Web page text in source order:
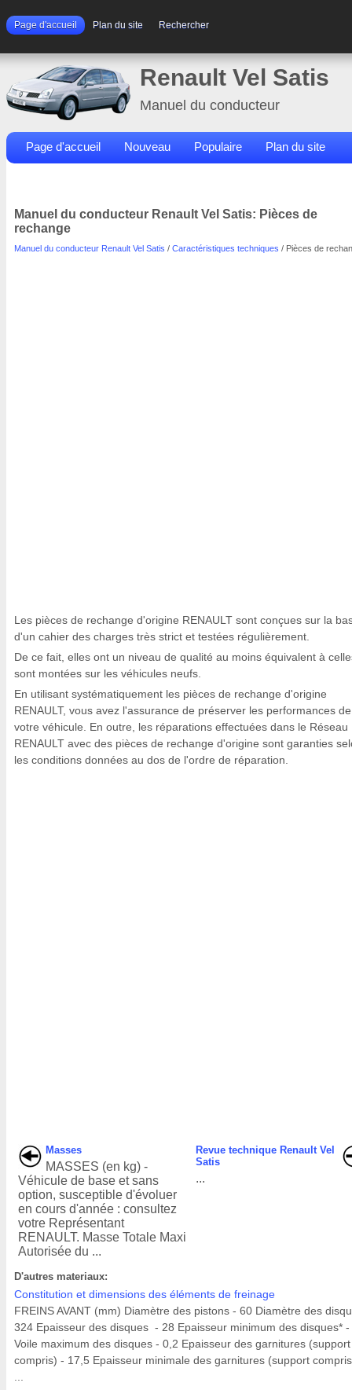
Page d'accueil Plan du site Rechercher
Renault Vel Satis
Manuel du conducteur
Page d'accueil Nouveau Populaire Plan du site
Manuel du conducteur Renault Vel Satis: Pièces de
rechange
Manuel du conducteur Renault Vel Satis / Caractéristiques techniques / Pièces de
Les pièces de rechange d'origine RENAULT sont conçues sur la
d'un cahier des charges très strict et testées régulièrement.
De ce fait, elles ont un niveau de qualité au moins équivalent à
sont montées sur les véhicules neufs.
En utilisant systématiquement les pièces de rechange d'origine
RENAULT, vous avez l'assurance de préserver les performances de
votre véhicule. En outre, les réparations effectuées dans le Réseau
RENAULT avec des pièces de rechange d'origine sont garanties
les conditions données au dos de l'ordre de réparation.
Masses
MASSES (en kg) -
Véhicule de base et sans
option, susceptible d'évoluer
en cours d'année : consultez
votre Représentant
RENAULT. Masse Totale Maxi
Autorisée du ...
Revue technique Renault Vel
Satis
...
D'autres materiaux:
Constitution et dimensions des éléments de freinage
FREINS AVANT (mm) Diamètre des pistons - 60 Diamètre des
324 Epaisseur des disques - 28 Epaisseur minimum des disques*
Voile maximum des disques - 0,2 Epaisseur des garnitures (support
compris) - 17,5 Epaisseur minimale des garnitures (support